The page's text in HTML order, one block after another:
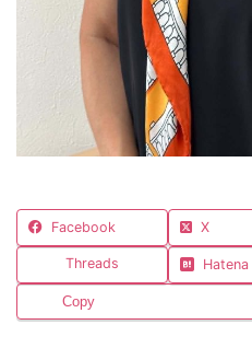
Facebook X
Threads Hatena
Copy